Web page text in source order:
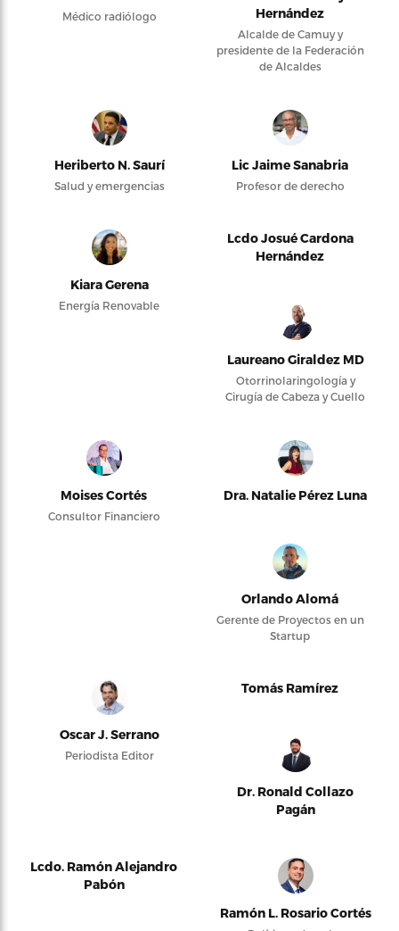
Médico radiólogo
Hernández
Alcalde de Camuy y
presidente de la Federación
de Alcaldes
Heriberto N. Saurí
Salud y emergencias
Lic Jaime Sanabria
Profesor de derecho
Kiara Gerena
Energía Renovable
Lcdo Josué Cardona
Hernández
Laureano Giraldez MD
Otorrinolaringología y
Cirugía de Cabeza y Cuello
Moises Cortés
Consultor Financiero
Dra. Natalie Pérez Luna
Orlando Alomá
Gerente de Proyectos en un
Startup
Oscar J. Serrano
Periodista Editor
Tomás Ramírez
Dr. Ronald Collazo
Pagán
Lcdo. Ramón Alejandro
Pabón
Ramón L. Rosario Cortés